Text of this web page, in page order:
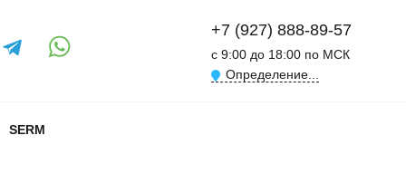
+7 (927) 888-89-57
с 9:00 до 18:00 по МСК
Определение...
SERM